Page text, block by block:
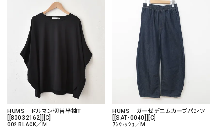
HUMS｜ドルマン切替半袖T
[[80032162]][C]
002 BLACK／M
HUMS｜ガーゼデニムカーブパンツ
[[SAT-0040]][C]
ﾜﾝｳｫｯｼｭ／M